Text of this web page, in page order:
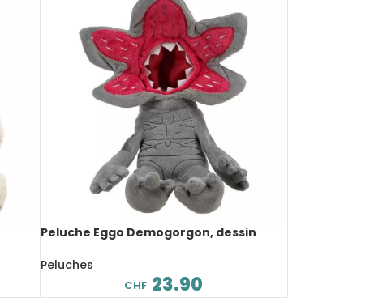
Peluche Eggo Demogorgon, dessin
Peluches
CHF 23.90